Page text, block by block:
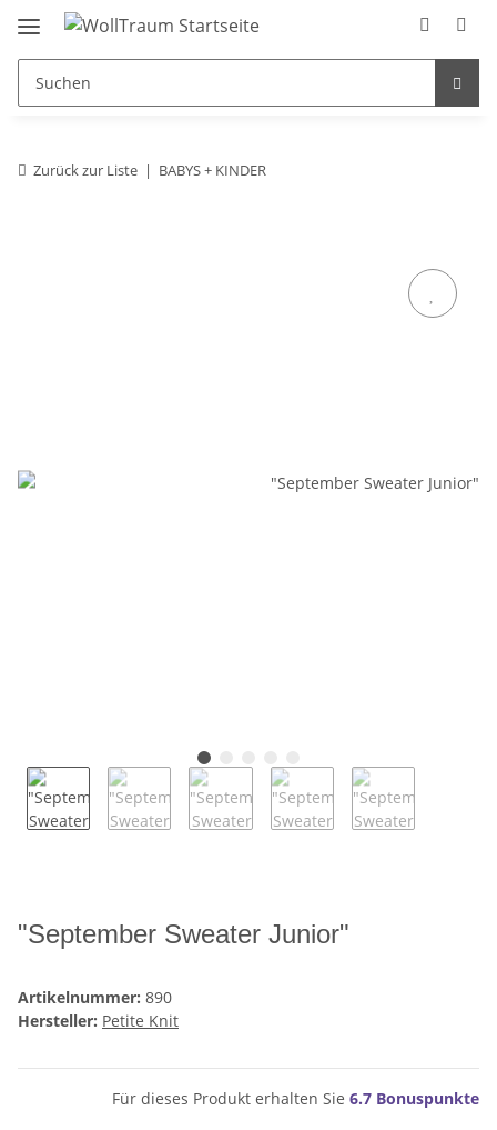
Zurück zur Liste BABYS + KINDER
"September Sweater Junior"
Artikelnummer: 890
Hersteller: Petite Knit
Für dieses Produkt erhalten Sie 6.7 Bonuspunkte